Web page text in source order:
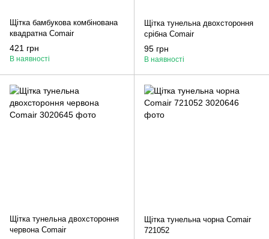
Щітка бамбукова комбінована
квадратна Comair
421 грн
В наявності
Щітка тунельна двохстороння
срібна Comair
95 грн
В наявності
Щітка тунельна двохстороння
червона Comair
Щітка тунельна чорна Comair
721052